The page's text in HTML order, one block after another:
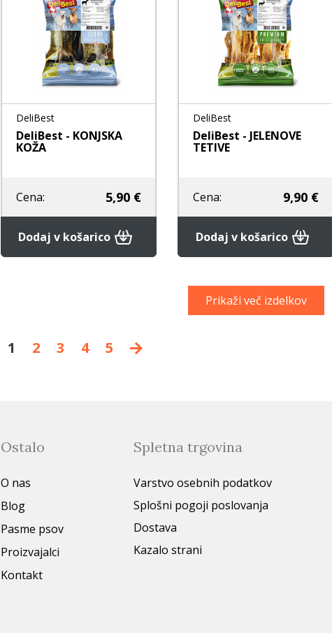
DeliBest
DeliBest - KONJSKA
KOŽA
Cena: 5,90 €
Dodaj v košarico
DeliBest
DeliBest - JELENOVE
TETIVE
Cena: 9,90 €
Dodaj v košarico
Prikaži več izdelkov
1 2 3 4 5
Ostalo
O nas
Blog
Pasme psov
Proizvajalci
Kontakt
Spletna trgovina
Varstvo osebnih podatkov
Splošni pogoji poslovanja
Dostava
Kazalo strani